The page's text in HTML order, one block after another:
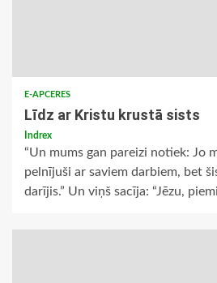
E-APCERES
Līdz ar Kristu krustā sists
Indrex
“Un mums gan pareizi notiek: Jo
pelnījuši ar saviem darbiem, bet
darījis.” Un viņš sacīja: “Jēzu,